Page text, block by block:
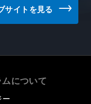
サイトを見る
について
ー